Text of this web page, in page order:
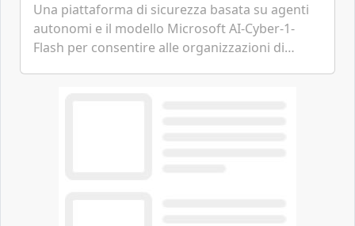
Una piattaforma di sicurezza basata su agenti
autonomi e il modello Microsoft AI-Cyber-1-
Flash per consentire alle organizzazioni di